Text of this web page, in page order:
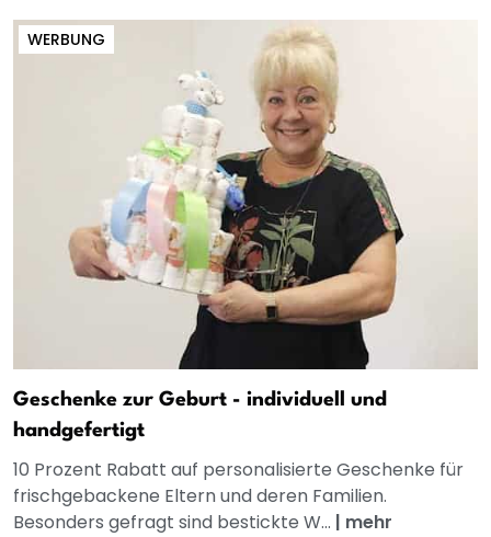
WERBUNG
Geschenke zur Geburt - individuell und
handgefertigt
10 Prozent Rabatt auf personalisierte Geschenke für
frischgebackene Eltern und deren Familien.
Besonders gefragt sind bestickte W... | mehr